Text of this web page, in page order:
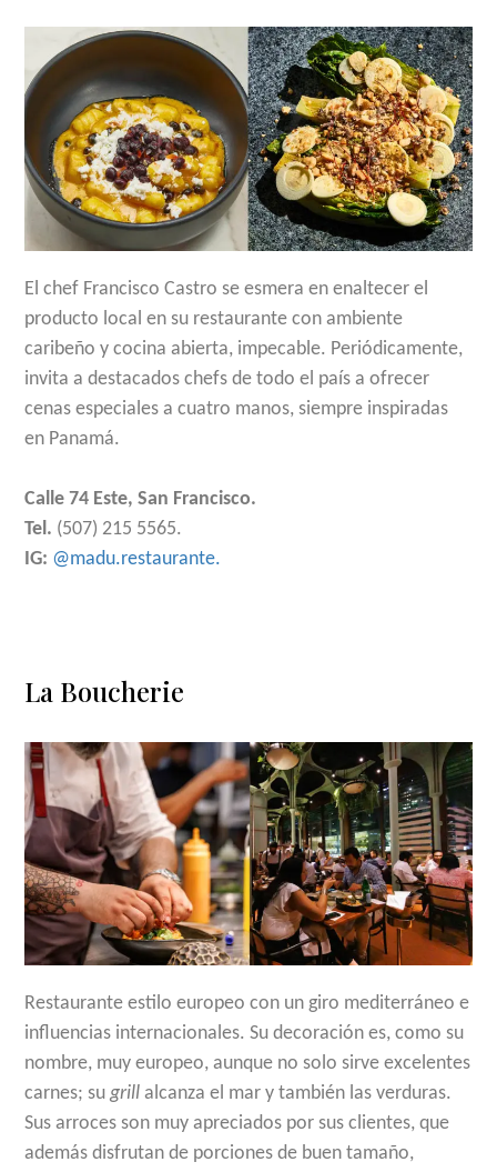
El chef Francisco Castro se esmera en enaltecer el
producto local en su restaurante con ambiente
caribeño y cocina abierta, impecable. Periódicamente,
invita a destacados chefs de todo el país a ofrecer
cenas especiales a cuatro manos, siempre inspiradas
en Panamá.
Calle 74 Este, San Francisco.
Tel. (507) 215 5565.
IG: @madu.restaurante.
La Boucherie
Restaurante estilo europeo con un giro mediterráneo e
influencias internacionales. Su decoración es, como su
nombre, muy europeo, aunque no solo sirve excelentes
carnes; sugrill alcanza el mar y también las verduras.
Sus arroces son muy apreciados por sus clientes, que
además disfrutan de porciones de buen tamaño,